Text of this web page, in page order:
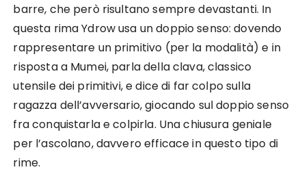
barre, che però risultano sempre devastanti. In
questa rima Ydrow usa un doppio senso: dovendo
rappresentare un primitivo (per la modalità) e in
risposta a Mumei, parla della clava, classico
utensile dei primitivi, e dice di far colpo sulla
ragazza dell’avversario, giocando sul doppio senso
fra conquistarla e colpirla. Una chiusura geniale
per l’ascolano, davvero efficace in questo tipo di
rime.